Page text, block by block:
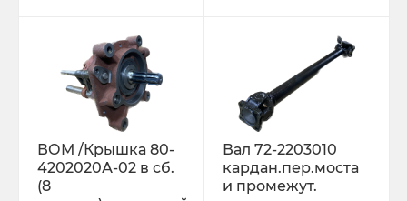
ВОМ /Крышка 80-
4202020А-02 в сб.
(8
Вал 72-2203010
кардан.пер.моста
и промежут.